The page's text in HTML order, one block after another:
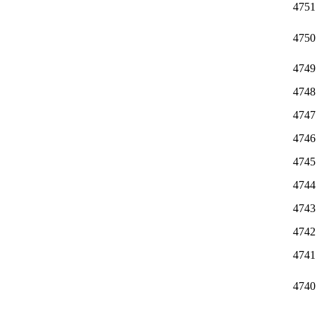
4751
4750
4749
4748
4747
4746
4745
4744
4743
4742
4741
4740